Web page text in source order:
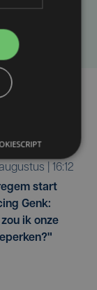
augustus | 16:12
start
Genk:
ik onze